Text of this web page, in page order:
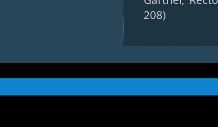
208)